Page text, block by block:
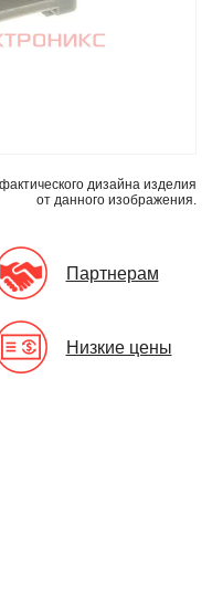
дизайна изделия
от данного изображения.
Партнерам
Низкие цены